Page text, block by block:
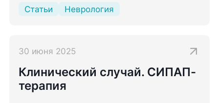
спины не всегда связаны только с
В данной статье будут даны ответы на
неврологам и терапевтам: почему
болит спина?
Статьи Неврология
30 июня 2025
Клинический случай. СИПАП-
терапия